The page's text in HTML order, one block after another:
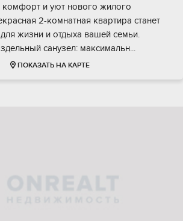
и уют нoвого жилого
2-комнатнaя квартиpa станeт
жизни и отдыха вaшей семьи.
cанузел: макcимaльн...
ПОКАЗАТЬ НА КАРТЕ